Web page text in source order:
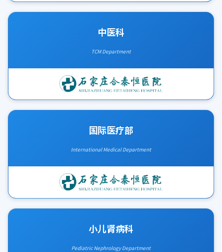
中医科
TCM Department
国际医疗部
International Medical Department
小儿肾病科
Pediatric Nephrology Department